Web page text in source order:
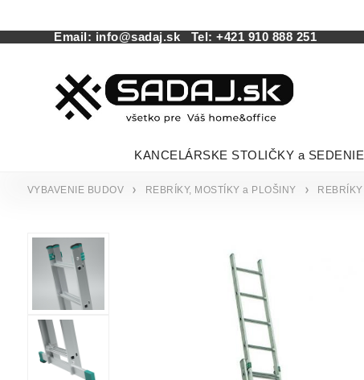
Email: info@sadaj.sk Tel:+421 910 888 251
KANCELÁRSKE STOLIČKY a SEDENIE
VYBAVENIE BUDOV REBRÍKY, MOSTÍKY a PLOŠINY REBRÍKY